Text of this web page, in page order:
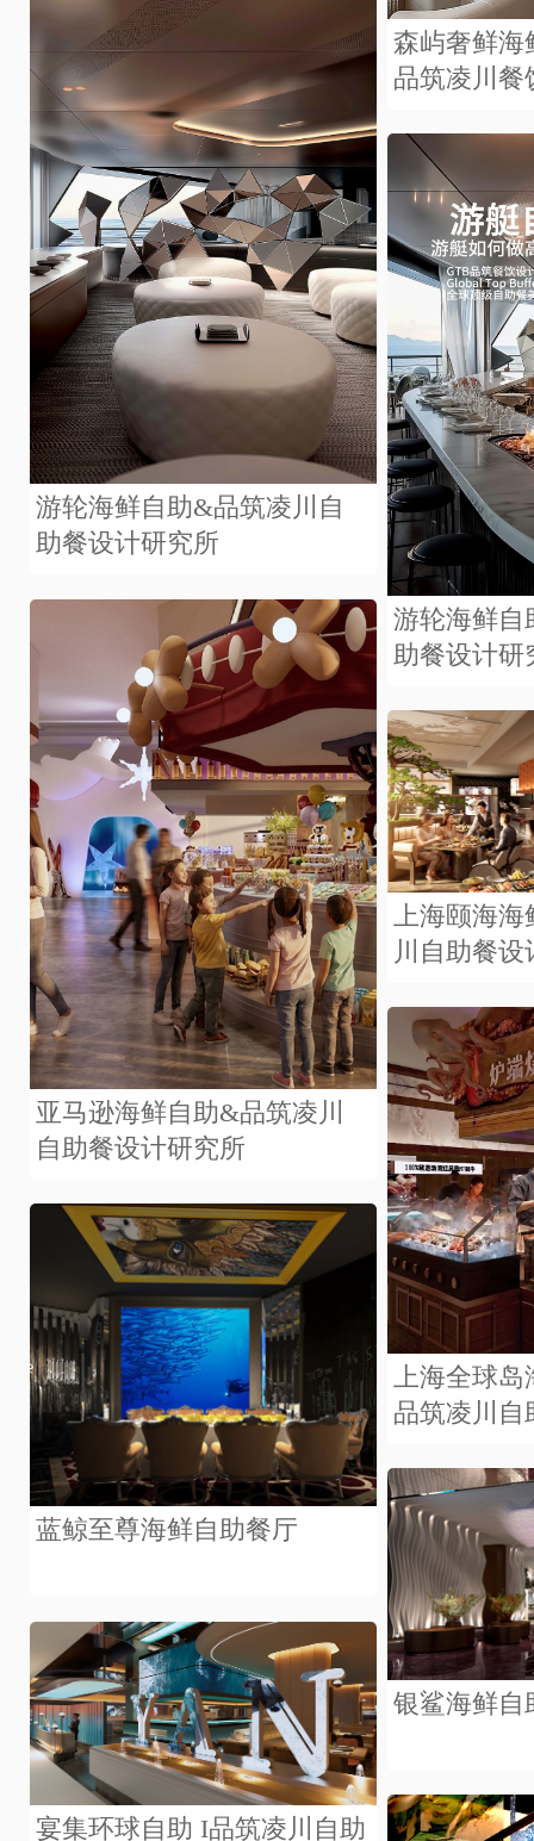
森屿奢鲜
品筑凌川餐
游轮海鲜自助&品筑凌川自
助餐设计研究所
游轮海鲜
助餐设计研
亚马逊海鲜自助&品筑凌川
自助餐设计研究所
上海颐海
川自助餐设
上海全球
品筑凌川自
蓝鲸至尊海鲜自助餐厅
银鲨海鲜自
宴集环球自助 I品筑凌川自助